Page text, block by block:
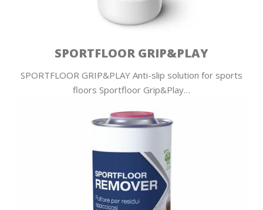
SPORTFLOOR GRIP&PLAY
SPORTFLOOR GRIP&PLAY Anti-slip solution for sports
floors Sportfloor Grip&Play…